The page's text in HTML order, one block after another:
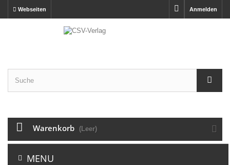
Anmelden
Webseiten
Warenkorb (Leer)
MENU